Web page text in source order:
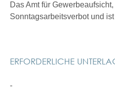
Das Amt für
Sonntagsarbeitsverbot und
ERFORDERLICHE
-